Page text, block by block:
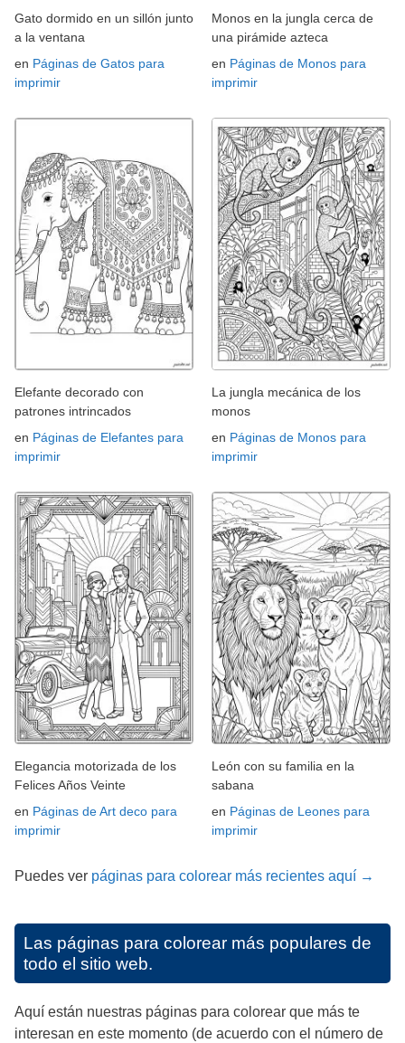
Gato dormido en un sillón junto
a la ventana
en Páginas de Gatos para
imprimir
Monos en la jungla cerca de
una pirámide azteca
en Páginas de Monos para
imprimir
Elefante decorado con
patrones intrincados
en Páginas de Elefantes para
imprimir
La jungla mecánica de los
monos
en Páginas de Monos para
imprimir
Elegancia motorizada de los
Felices Años Veinte
en Páginas de Art deco para
imprimir
León con su familia en la
sabana
en Páginas de Leones para
imprimir
Puedes ver páginas para colorear más recientes aquí →
Las páginas para colorear más populares de
todo el sitio web.
Aquí están nuestras páginas para colorear que más te
interesan en este momento (de acuerdo con el número de